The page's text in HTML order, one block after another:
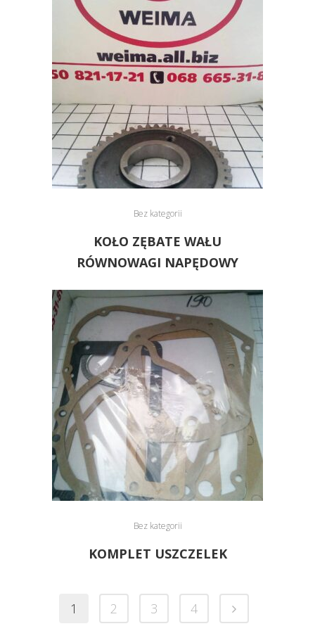
Bez kategorii
KOŁO ZĘBATE WAŁU
RÓWNOWAGI NAPĘDOWY
Bez kategorii
KOMPLET USZCZELEK
1 2 3 4